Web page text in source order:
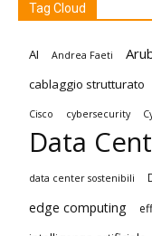
Tag Cloud
AI Andrea Faeti
cablaggio strutturato
Cisco cybersecurity
Data
data center sostenibili
edge computing